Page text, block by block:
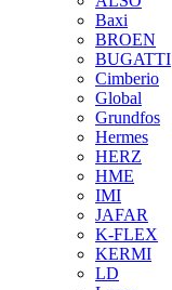
Baxi
BROEN
BUGATTI
Cimberio
Global
Grundfos
Hermes
HERZ
HME
IMI
JAFAR
K-FLEX
KERMI
LD